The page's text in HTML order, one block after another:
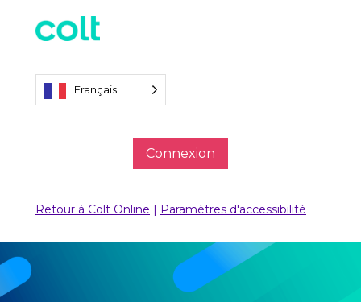
Français
Connexion
Retour à Colt Online Paramètres d'accessibilité